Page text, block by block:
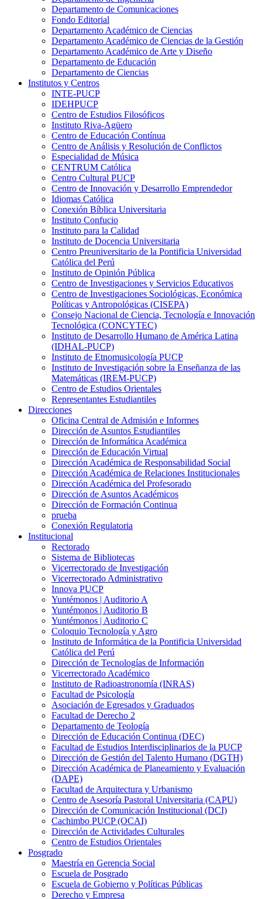
Departamento de Comunicaciones
Fondo Editorial
Departamento Académico de Ciencias
Departamento Académico de Ciencias de la Gestión
Departamento Académico de Arte y Diseño
Departamento de Educación
Departamento de Ciencias
Institutos y Centros
INTE-PUCP
IDEHPUCP
Centro de Estudios Filosóficos
Instituto Riva-Agüero
Centro de Educación Contínua
Centro de Análisis y Resolución de Conflictos
Especialidad de Música
CENTRUM Católica
Centro Cultural PUCP
Centro de Innovación y Desarrollo Emprendedor
Idiomas Católica
Conexión Bíblica Universitaria
Instituto Confucio
Instituto para la Calidad
Instituto de Docencia Universitaria
Centro Preuniversitario de la Pontificia Universidad
Católica del Perú
Instituto de Opinión Pública
Centro de Investigaciones y Servicios Educativos
Centro de Investigaciones Sociológicas, Económica
Políticas y Antropológicas (CISEPA)
Consejo Nacional de Ciencia, Tecnología e Innovación
Tecnológica (CONCYTEC)
Instituto de Desarrollo Humano de América Latina
(IDHAL-PUCP)
Instituto de Etnomusicología PUCP
Instituto de Investigación sobre la Enseñanza de las
Matemáticas (IREM-PUCP)
Centro de Estudios Orientales
Representantes Estudiantiles
Direcciones
Oficina Central de Admisión e Informes
Dirección de Asuntos Estudiantiles
Dirección de Informática Académica
Dirección de Educación Virtual
Dirección Académica de Responsabilidad Social
Dirección Académica de Relaciones Institucionales
Dirección Académica del Profesorado
Dirección de Asuntos Académicos
Dirección de Formación Continua
prueba
Conexión Regulatoria
Institucional
Rectorado
Sistema de Bibliotecas
Vicerrectorado de Investigación
Vicerrectorado Administrativo
Innova PUCP
Yuntémonos | Auditorio A
Yuntémonos | Auditorio B
Yuntémonos | Auditorio C
Coloquio Tecnología y Agro
Instituto de Informática de la Pontificia Universidad
Católica del Perú
Dirección de Tecnologías de Información
Vicerrectorado Académico
Instituto de Radioastronomía (INRAS)
Facultad de Psicología
Asociación de Egresados y Graduados
Facultad de Derecho 2
Departamento de Teología
Dirección de Educación Continua (DEC)
Facultad de Estudios Interdisciplinarios de la PUCP
Dirección de Gestión del Talento Humano (DGTH)
Dirección Académica de Planeamiento y Evaluación
(DAPE)
Facultad de Arquitectura y Urbanismo
Centro de Asesoría Pastoral Universitaria (CAPU)
Dirección de Comunicación Institucional (DCI)
Cachimbo PUCP (OCAI)
Dirección de Actividades Culturales
Centro de Estudios Orientales
Posgrado
Maestría en Gerencia Social
Escuela de Posgrado
Escuela de Gobierno y Políticas Públicas
Derecho y Empresa